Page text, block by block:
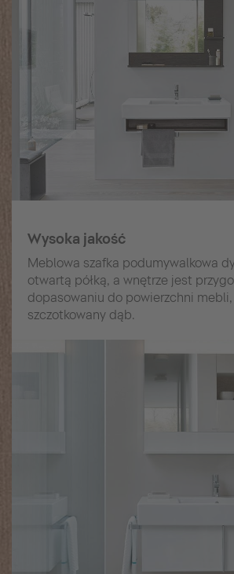
Wysoka jakość
Meblowa szafka podumywalkowa
otwartą półką, a wnętrze jest
dopasowaniu do powierzchni
szczotkowany dąb.